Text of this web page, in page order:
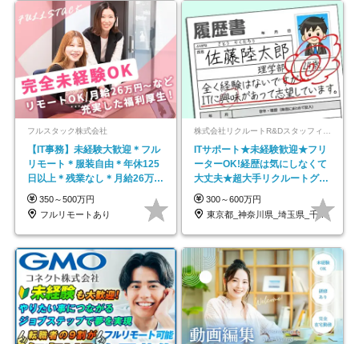
フルスタック株式会社
【IT事務】未経験大歓迎＊フル
リモート＊服装自由＊年休125
日以上＊残業なし＊月給26万円
以上
350～500万円
フルリモートあり
ITサポート★未経験歓迎★フリ
ーターOK!経歴は気にしなくて
大丈夫★超大手リクルートグル
ープの正社員/sg
300～600万円
東京都_神奈川県_埼玉県_千葉県_大阪府…